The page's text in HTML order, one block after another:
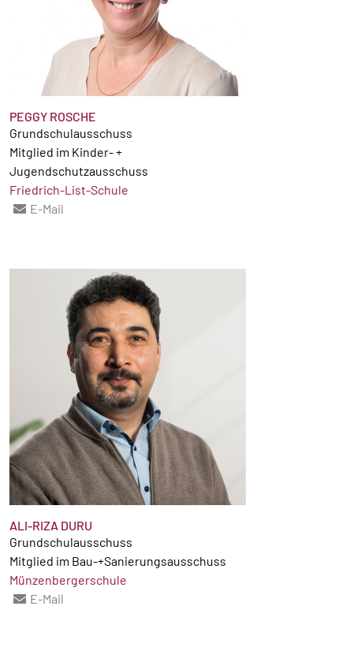
PEGGY ROSCHE
Grundschulausschuss
Mitglied im Kinder- +
Jugendschutzausschuss
Friedrich-List-Schule
E-Mail
ALI-RIZA DURU
Grundschulausschuss
Mitglied im Bau-+Sanierungsausschuss
Münzenbergerschule
E-Mail